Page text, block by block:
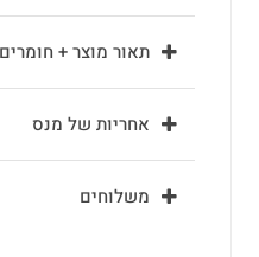
תאור מוצר + חומרים
אחריות של מנס
משלוחים